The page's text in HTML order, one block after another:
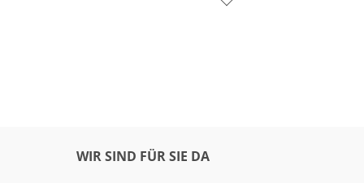
WIR SIND FÜR SIE DA